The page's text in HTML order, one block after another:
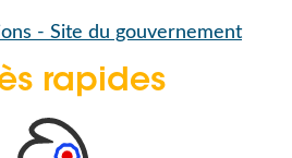
- Site du gouvernement
rapides